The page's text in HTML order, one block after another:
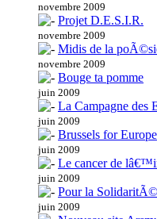
novembre 2009
Projet D.E.S.I.R.
novembre 2009
Midis de la
novembre 2009
Bouge ta pomme
juin 2009
La Campagne des
juin 2009
Brussels for Europe
juin 2009
Le cancer de
juin 2009
Pour la SolidaritÃ©
juin 2009